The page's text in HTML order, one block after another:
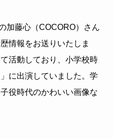
加藤心（COCORO）さん
情報をお送りいたしま
活動しており、小学校時
に出演していました。学
役時代のかわいい画像な